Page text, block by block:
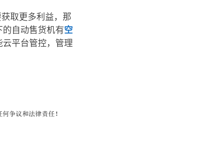
取更多利益，那
自动售货机有空
平台管控，管理